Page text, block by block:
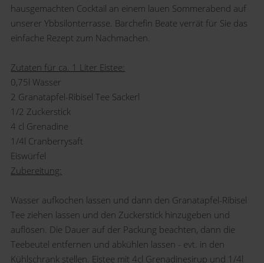
hausgemachten Cocktail an einem lauen Sommerabend auf
unserer Ybbsilonterrasse. Barchefin Beate verrät für Sie das
einfache Rezept zum Nachmachen.
Zutaten für ca. 1 Liter Eistee:
0,75l Wasser
2 Granatapfel-Ribisel Tee Sackerl
1/2 Zuckerstick
4 cl Grenadine
1/4l Cranberrysaft
Eiswürfel
Zubereitung:
Wasser aufkochen lassen und dann den Granatapfel-Ribisel
Tee ziehen lassen und den Zuckerstick hinzugeben und
auflösen. Die Dauer auf der Packung beachten, dann die
Teebeutel entfernen und abkühlen lassen - evt. in den
Kühlschrank stellen. Eistee mit 4cl Grenadinesirup und 1/4l